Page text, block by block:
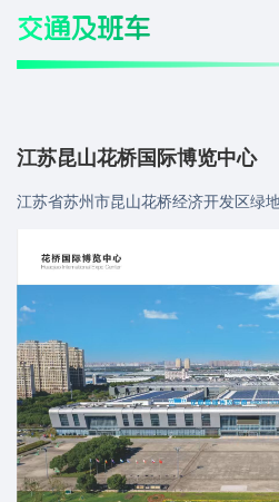
交通及班车
江苏昆山花桥国际博览中心
江苏省苏州市昆山花桥经济开发区绿